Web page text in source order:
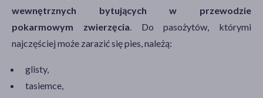
wewnętrznych bytujących w przewodzie
pokarmowym zwierzęcia . Do pasożytów, którymi
najczęściej może zarazić się pies, należą:
glisty,
tasiemce,